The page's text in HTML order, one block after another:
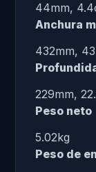
44mm,
Anchura
432mm,
229mm,
Peso neto
5.02kg
Peso de